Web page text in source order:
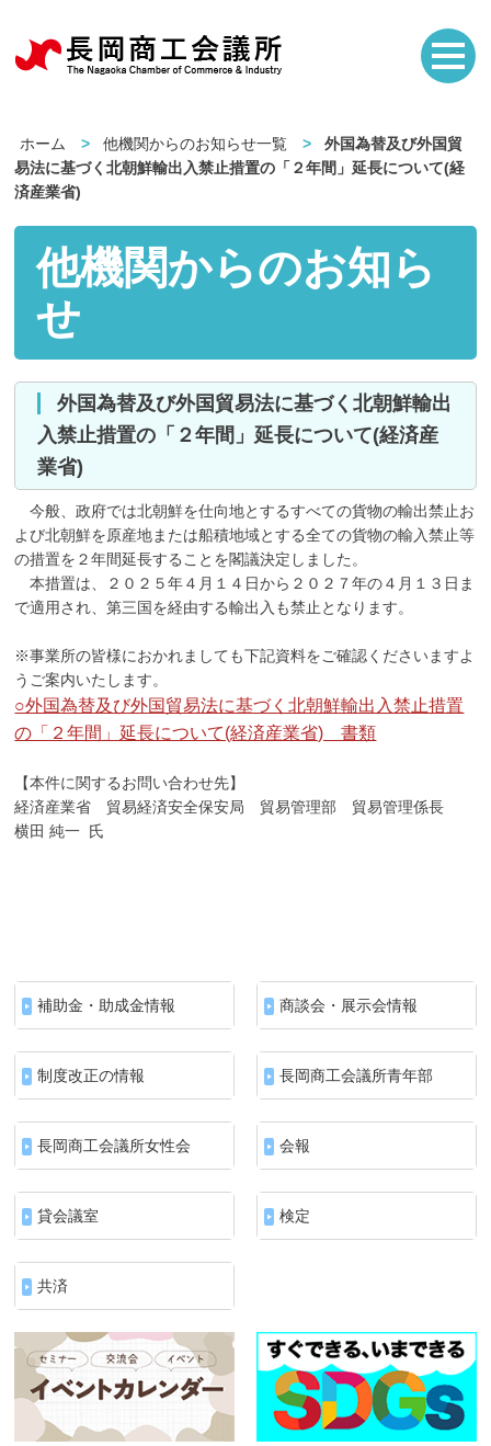
ホーム 他機関からのお知らせ一覧
外国為替及び外国貿
易法に基づく北朝鮮輸出入禁止措置の「２年間」延長について(経
済産業省)
他機関からのお知ら
せ
外国為替及び外国貿易法に基づく北朝鮮輸出
入禁止措置の「２年間」延長について(経済産
業省)
今般、政府では北朝鮮を仕向地とするすべての貨物の輸出禁止お
よび北朝鮮を原産地または船積地域とする全ての貨物の輸入禁止等
の措置を２年間延長することを閣議決定しました。
本措置は、２０２５年４月１４日から２０２７年の４月１３日ま
で適用され、第三国を経由する輸出入も禁止となります。
※事業所の皆様におかれましても下記資料をご確認くださいますよ
うご案内いたします。
○外国為替及び外国貿易法に基づく北朝鮮輸出入禁止措置
の「２年間」延長について(経済産業省)＿書類
【本件に関するお問い合わせ先】
経済産業省 貿易経済安全保安局 貿易管理部 貿易管理係長
横田 純一 氏
補助金・助成金情報 商談会・展示会情報
制度改正の情報 長岡商工会議所青年部
長岡商工会議所女性会 会報
貸会議室 検定
共済